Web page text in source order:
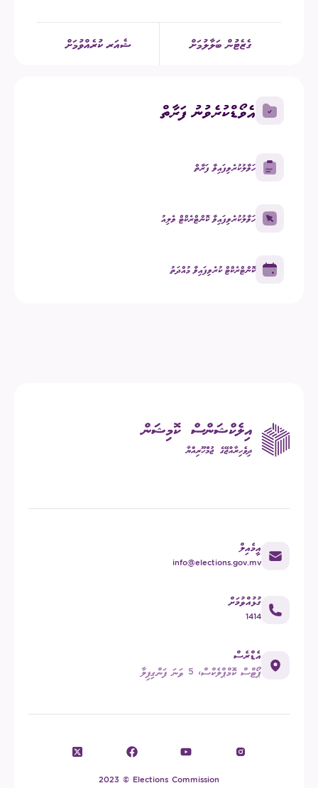
ގެޒެޓުން ބަލާލުމަށް ޝެއަރ ކުރެއްވުމަށް
އެވޯޑްކުރެވުނު ފަރާތް
ހަވާލުކުރެވިފައިވާ ފަރާތް
ހަވާލުކުރެވިފައިވާ ކޮންޓްރެކްޓް ވެލިއު
ކޮންޓްރެކްޓް ކުރެވިފައިވާ މުއްދަތު
އީމެއިލް
info@elections.gov.mv
ގުޅުއްވުމަށް
1414
އެޑްރެސް
ޕޯޓްސް ކޮމްޕްލެކްސް، 5 ވަނަ ފަންގިފިލާ
2023 © Elections Commission